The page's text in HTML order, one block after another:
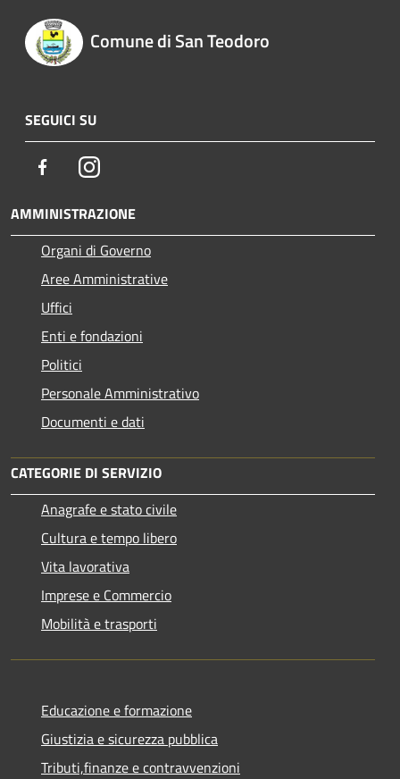
Comune di San Teodoro
SEGUICI SU
FacebookInstagram
AMMINISTRAZIONE
Organi di Governo
Aree Amministrative
Uffici
Enti e fondazioni
Politici
Personale Amministrativo
Documenti e dati
CATEGORIE DI SERVIZIO
Anagrafe e stato civile
Cultura e tempo libero
Vita lavorativa
Imprese e Commercio
Mobilità e trasporti
Educazione e formazione
Giustizia e sicurezza pubblica
Tributi,finanze e contravvenzioni